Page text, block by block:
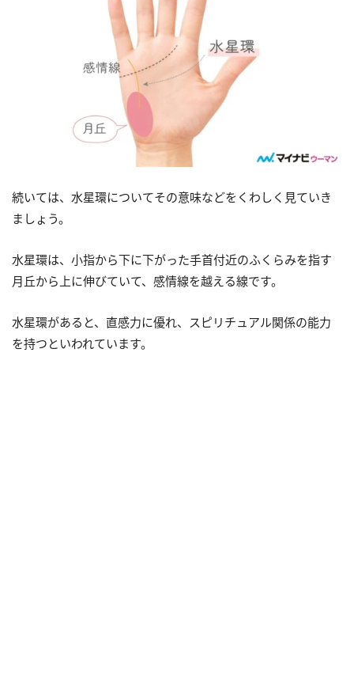
続いては、水星環についてその意味などをくわしく見ていき
ましょう。
水星環は、小指から下に下がった手首付近のふくらみを指す
月丘から上に伸びていて、感情線を越える線です。
水星環があると、直感力に優れ、スピリチュアル関係の能力
を持つといわれています。